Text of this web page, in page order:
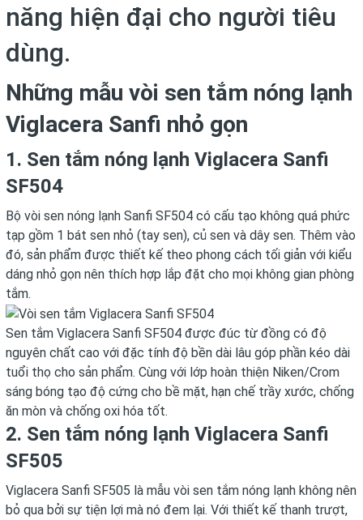
năng hiện đại cho người tiêu
dùng.
Những mẫu vòi sen tắm nóng lạnh
Viglacera Sanfi nhỏ gọn
1. Sen tắm nóng lạnh Viglacera Sanfi
SF504
Bộ vòi sen nóng lạnh Sanfi SF504 có cấu tạo không quá phức
tạp gồm 1 bát sen nhỏ (tay sen), củ sen và dây sen. Thêm vào
đó, sản phẩm được thiết kế theo phong cách tối giản với kiểu
dáng nhỏ gọn nên thích hợp lắp đặt cho mọi không gian phòng
tắm.
Sen tắm Viglacera Sanfi SF504 được đúc từ đồng có độ
nguyên chất cao với đặc tính độ bền dài lâu góp phần kéo dài
tuổi thọ cho sản phẩm. Cùng với lớp hoàn thiện Niken/Crom
sáng bóng tạo độ cứng cho bề mặt, hạn chế trầy xước, chống
ăn mòn và chống oxi hóa tốt.
2. Sen tắm nóng lạnh Viglacera Sanfi
SF505
Viglacera Sanfi SF505 là mẫu vòi sen tắm nóng lạnh không nên
bỏ qua bởi sự tiện lợi mà nó đem lại. Với thiết kế thanh trượt,